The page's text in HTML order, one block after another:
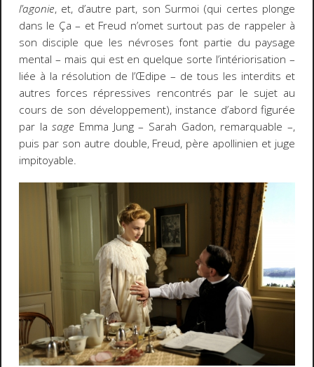
l’agonie, et, d’autre part, son Surmoi (qui certes plonge
dans le Ça – et Freud n’omet surtout pas de rappeler à
son disciple que les névroses font partie du paysage
mental – mais qui est en quelque sorte l’intériorisation –
liée à la résolution de l’Œdipe – de tous les interdits et
autres forces répressives rencontrés par le sujet au
cours de son développement), instance d’abord figurée
par lasage Emma Jung – Sarah Gadon, remarquable –,
puis par son autre double, Freud, père apollinien et juge
impitoyable.